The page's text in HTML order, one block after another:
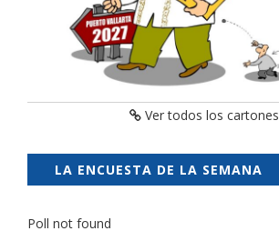
Ver todos los cartones
LA ENCUESTA DE LA SEMANA
Poll not found